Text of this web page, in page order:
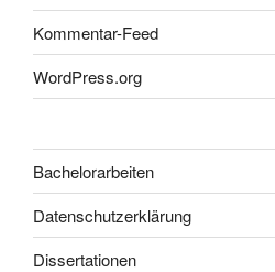
Kommentar-Feed
WordPress.org
Bachelorarbeiten
Datenschutzerklärung
Dissertationen